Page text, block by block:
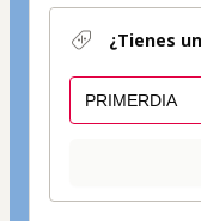
¿Tienes